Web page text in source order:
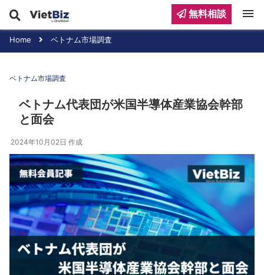
Home ベトナム市場調査
ベトナム市場調査
ベトナム代表団が米国半導体産業協会幹部
と面会
2024年10月02日 作成
無料相談 menu